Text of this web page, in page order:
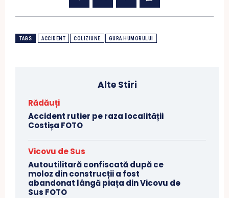
TAGS ACCIDENT COLIZIUNE GURA HUMORULUI
Alte Stiri
Rădăuți
Accident rutier pe raza localității
Costișa FOTO
Vicovu de Sus
Autoutilitară confiscată după ce
moloz din construcții a fost
abandonat lângă piața din Vicovu de
Sus FOTO